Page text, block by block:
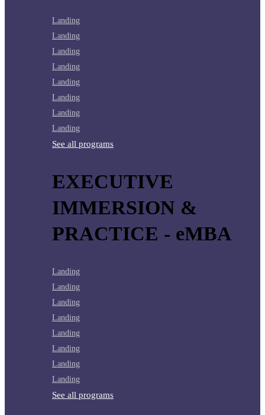
Landing
Landing
Landing
Landing
Landing
Landing
Landing
Landing
See all programs
EXECUTIVE
IMMERSION &
PRACTICE - eMBA
Landing
Landing
Landing
Landing
Landing
Landing
Landing
Landing
See all programs